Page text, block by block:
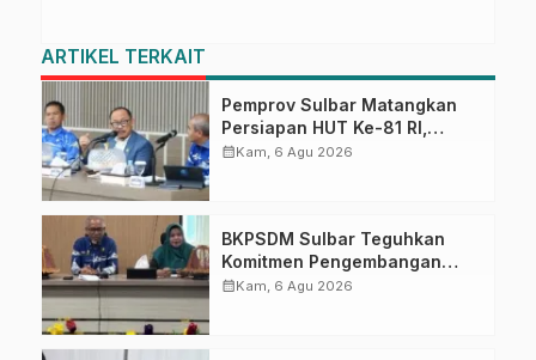
ARTIKEL TERKAIT
Pemprov Sulbar Matangkan
Persiapan HUT Ke-81 RI,
Puncak Upacara di Lapangan
calendar_monthKam, 6 Agu 2026
BKPSDM Sulbar Teguhkan
Komitmen Pengembangan
Kompetensi ASN melalui
calendar_monthKam, 6 Agu 2026